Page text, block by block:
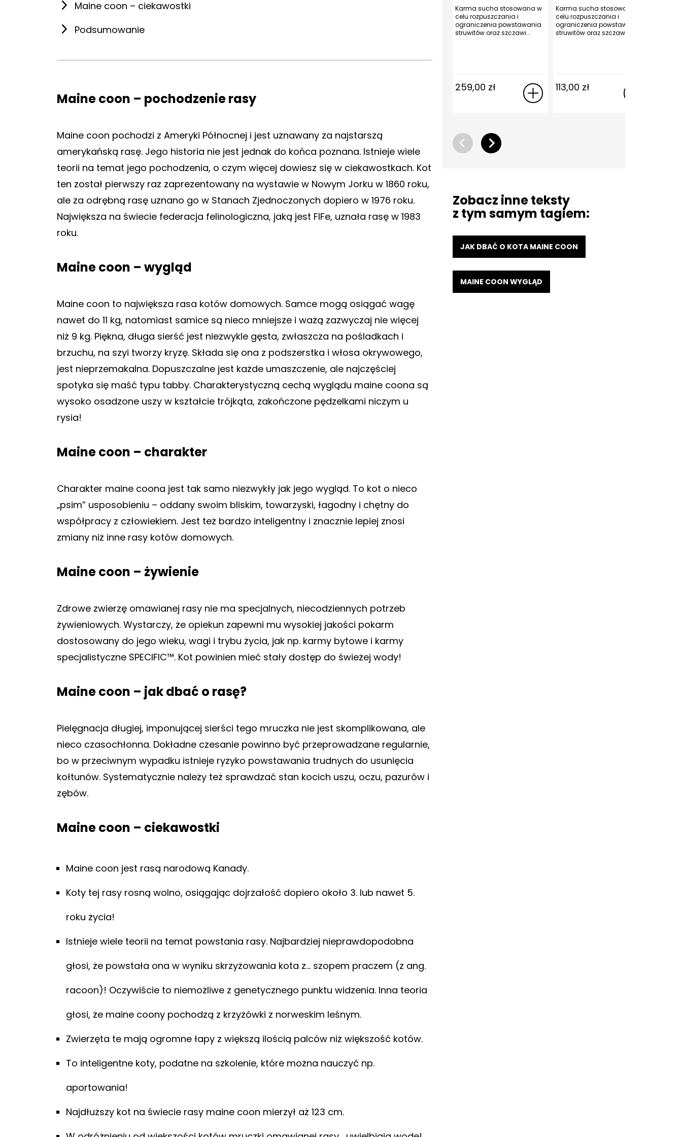
Maine coon – ciekawostki
Podsumowanie
Maine coon – pochodzenie rasy
Maine coon pochodzi z Ameryki Północnej i jest uznawany za najstarszą
amerykańską rasę. Jego historia nie jest jednak do końca poznana. Istnieje wiele
teorii na temat jego pochodzenia, o czym więcej dowiesz się w ciekawostkach. Kot
ten został pierwszy raz zaprezentowany na wystawie w Nowym Jorku w 1860 roku,
ale za odrębną rasę uznano go w Stanach Zjednoczonych dopiero w 1976 roku.
Największa na świecie federacja felinologiczna, jaką jest FIFe, uznała rasę w 1983
roku.
Maine coon – wygląd
Maine coon to największa rasa kotów domowych. Samce mogą osiągać wagę
nawet do 11 kg, natomiast samice są nieco mniejsze i ważą zazwyczaj nie więcej
niż 9 kg. Piękna, długa sierść jest niezwykle gęsta, zwłaszcza na pośladkach i
brzuchu, na szyi tworzy kryzę. Składa się ona z podszerstka i włosa okrywowego,
jest nieprzemakalna. Dopuszczalne jest każde umaszczenie, ale najczęściej
spotyka się maść typu tabby. Charakterystyczną cechą wyglądu maine coona są
wysoko osadzone uszy w kształcie trójkąta, zakończone pędzelkami niczym u
rysia!
Maine coon – charakter
Charakter maine coona jest tak samo niezwykły jak jego wygląd. To kot o nieco
„psim” usposobieniu – oddany swoim bliskim, towarzyski, łagodny i chętny do
współpracy z człowiekiem. Jest też bardzo inteligentny i znacznie lepiej znosi
zmiany niż inne rasy kotów domowych.
Maine coon – żywienie
Zdrowe zwierzę omawianej rasy nie ma specjalnych, niecodziennych potrzeb
żywieniowych. Wystarczy, że opiekun zapewni mu wysokiej jakości pokarm
dostosowany do jego wieku, wagi i trybu życia, jak np. karmy bytowe i karmy
specjalistyczne SPECIFIC™. Kot powinien mieć stały dostęp do świeżej wody!
Maine coon – jak dbać o rasę?
Pielęgnacja długiej, imponującej sierści tego mruczka nie jest skomplikowana, ale
nieco czasochłonna. Dokładne czesanie powinno być przeprowadzane regularnie,
bo w przeciwnym wypadku istnieje ryzyko powstawania trudnych do usunięcia
kołtunów. Systematycznie należy też sprawdzać stan kocich uszu, oczu, pazurów i
zębów.
Maine coon – ciekawostki
Maine coon jest rasą narodową Kanady.
Koty tej rasy rosną wolno, osiągając dojrzałość dopiero około 3. lub nawet 5.
roku życia!
Istnieje wiele teorii na temat powstania rasy. Najbardziej nieprawdopodobna
głosi, że powstała ona w wyniku skrzyżowania kota z… szopem praczem (z ang.
racoon)! Oczywiście to niemożliwe z genetycznego punktu widzenia. Inna teoria
głosi, że maine coony pochodzą z krzyżówki z norweskim leśnym.
Zwierzęta te mają ogromne łapy z większą ilością palców niż większość kotów.
To inteligentne koty, podatne na szkolenie, które można nauczyć np.
aportowania!
Najdłuższy kot na świecie rasy maine coon mierzył aż 123 cm.
Karma sucha stosowana w
celu rozpuszczania i
ograniczenia powstawania
struwitów oraz szczawi...
259,00 zł
Karma sucha stosowana w
celu rozpuszczania i
ograniczenia powstawania
struwitów oraz szczawi...
113,00 zł
Zobacz inne teksty
z tym samym tagiem:
JAK DBAĆ O KOTA MAINE COON
MAINE COON WYGLĄD